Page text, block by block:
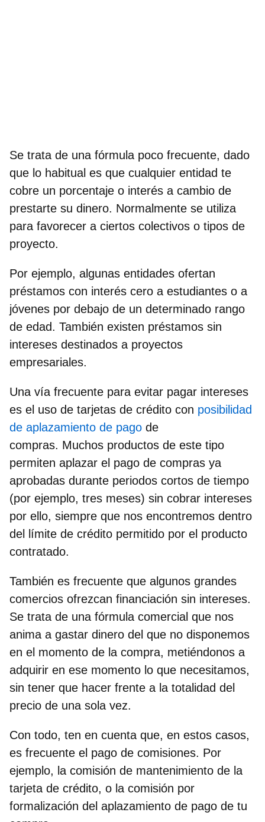
Se trata de una fórmula poco frecuente, dado
que lo habitual es que cualquier entidad te
cobre un porcentaje o interés a cambio de
prestarte su dinero. Normalmente se utiliza
para favorecer a ciertos colectivos o tipos de
proyecto.
Por ejemplo, algunas entidades ofertan
préstamos con interés cero a estudiantes o a
jóvenes por debajo de un determinado rango
de edad. También existen préstamos sin
intereses destinados a proyectos
empresariales.
Una vía frecuente para evitar pagar intereses
es el uso de tarjetas de crédito con posibilidad
de aplazamiento de pago de
compras. Muchos productos de este tipo
permiten aplazar el pago de compras ya
aprobadas durante periodos cortos de tiempo
(por ejemplo, tres meses) sin cobrar intereses
por ello, siempre que nos encontremos dentro
del límite de crédito permitido por el producto
contratado.
También es frecuente que algunos grandes
comercios ofrezcan financiación sin intereses.
Se trata de una fórmula comercial que nos
anima a gastar dinero del que no disponemos
en el momento de la compra, metiéndonos a
adquirir en ese momento lo que necesitamos,
sin tener que hacer frente a la totalidad del
precio de una sola vez.
Con todo, ten en cuenta que, en estos casos,
es frecuente el pago de comisiones. Por
ejemplo, la comisión de mantenimiento de la
tarjeta de crédito, o la comisión por
formalización del aplazamiento de pago de tu